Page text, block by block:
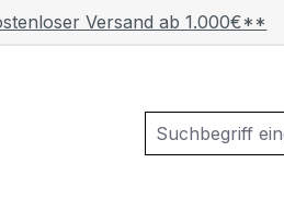
Versand ab 1.000€**